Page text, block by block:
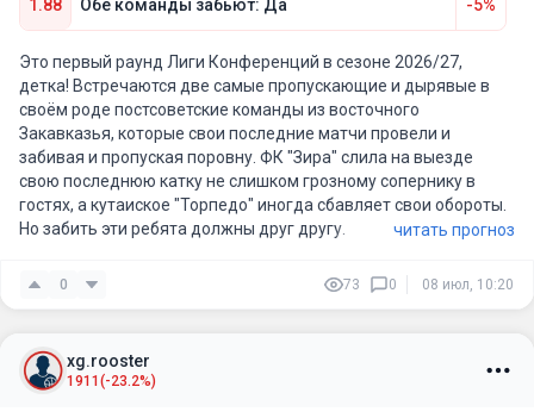
1.88 Обе команды забьют: Да -5%
Это первый раунд Лиги Конференций в сезоне 2026/27,
детка! Встречаются две самые пропускающие и дырявые в
своём роде постсоветские команды из восточного
Закавказья, которые свои последние матчи провели и
забивая и пропуская поровну. ФК "Зира" слила на выезде
свою последнюю катку не слишком грозному сопернику в
гостях, а кутаиское "Торпедо" иногда сбавляет свои обороты.
Но забить эти ребята должны друг другу.
читать прогноз
0 73 0 08 июл, 10:20
xg.rooster
1911(-23.2%)